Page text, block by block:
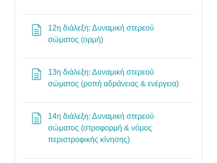
12η διάλεξη: Δυναμική στερεού
σώματος (ορμή)Σελίδα
13η διάλεξη: Δυναμική στερεού
σώματος (ροπή αδράνειας & ενέργεια)Σελίδα
14η διάλεξη: Δυναμική στερεού
σώματος (στροφορμή & νόμος
περιστροφικής κίνησης)Σελίδα